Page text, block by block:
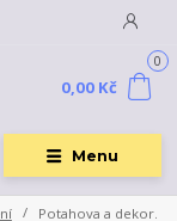
Menu
0
0,00 Kč
Potahova a dekor.